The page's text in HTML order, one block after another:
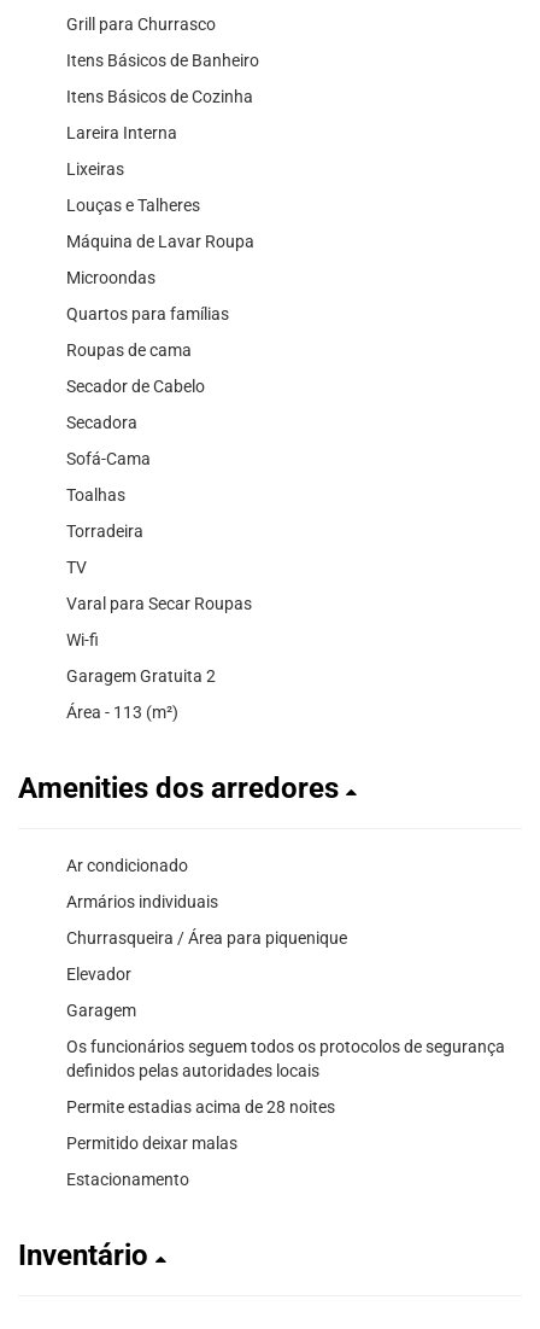
Grill para Churrasco
Itens Básicos de Banheiro
Itens Básicos de Cozinha
Lareira Interna
Lixeiras
Louças e Talheres
Máquina de Lavar Roupa
Microondas
Quartos para famílias
Roupas de cama
Secador de Cabelo
Secadora
Sofá-Cama
Toalhas
Torradeira
TV
Varal para Secar Roupas
Wi-fi
Garagem Gratuita 2
Área - 113 (m²)
Amenities dos arredores
Ar condicionado
Armários individuais
Churrasqueira / Área para piquenique
Elevador
Garagem
Os funcionários seguem todos os protocolos de segurança
definidos pelas autoridades locais
Permite estadias acima de 28 noites
Permitido deixar malas
Estacionamento
Inventário